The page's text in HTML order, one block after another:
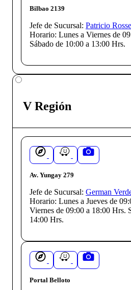
Bilbao 2139
Jefe de Sucursal: Patricio
Horario: Lunes a Viernes de
Sábado de 10:00 a 13:00 Hrs.
V Región
Av. Yungay 279
Jefe de Sucursal: German
Horario: Lunes a Jueves de
Viernes de 09:00 a 18:00 Hrs.
14:00 Hrs.
Portal Belloto